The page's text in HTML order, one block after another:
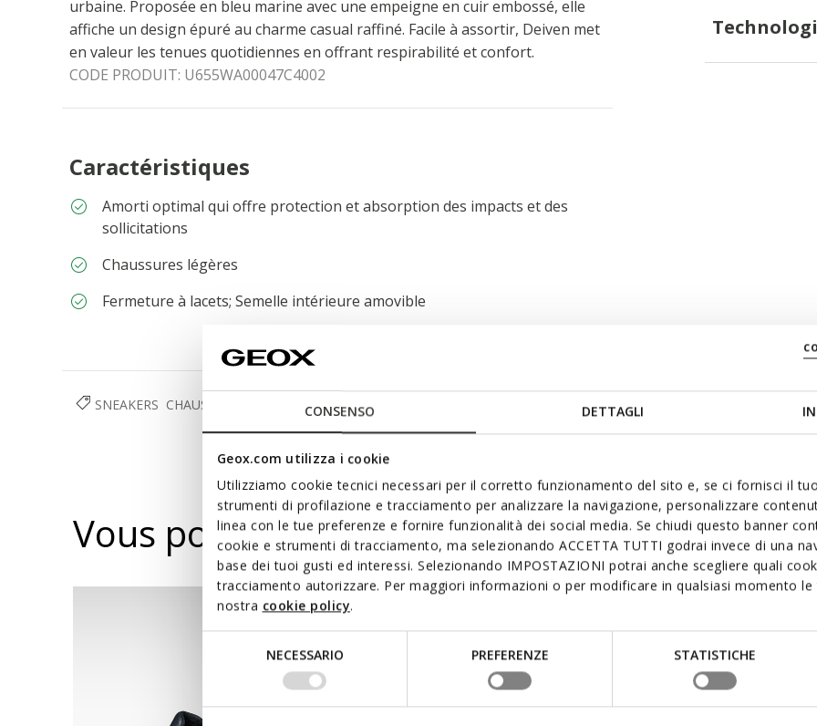
CONSENSO DETTAGLI
Geox.com utilizza i cookie
Utilizziamo cookie tecnici necessari per il corretto funzionamento del sito e, se ci fornisci il
strumenti di profilazione e tracciamento per analizzare la navigazione, personalizzare
linea con le tue preferenze e fornire funzionalità dei social media. Se chiudi questo banner
cookie e strumenti di tracciamento, ma selezionando ACCETTA TUTTI godrai invece di una
base dei tuoi gusti ed interessi. Selezionando IMPOSTAZIONI potrai anche scegliere quali
tracciamento autorizzare. Per maggiori informazioni o per modificare in qualsiasi momento
nostra cookie policy.
NECESSARIO PREFERENZE STATISTICHE
urbaine. Proposée en bleu marine avec une empeigne en cuir embossé, elle
affiche un design épuré au charme casual raffiné. Facile à assortir, Deiven met
en valeur les tenues quotidiennes en offrant respirabilité et confort.
CODE PRODUIT: U655WA00047C4002
Caractéristiques
Amorti optimal qui offre protection et absorption des impacts et des
sollicitations
Chaussures légères
Fermeture à lacets; Semelle intérieure amovible
SNEAKERS CHAUSSURES
Vous pourriez aussi aimer